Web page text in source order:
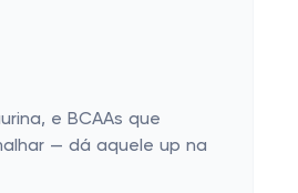
e BCAAs que
— dá aquele up na